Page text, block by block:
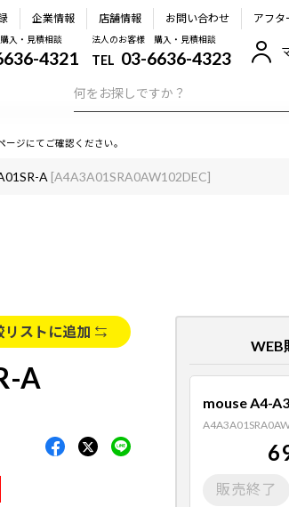
企業情報 店舗情報 お問い合わせ アフタ
入・見積相談
4321
法人のお客様 購入・見積相談
TEL 03-6636-4323
ジにてご確認ください。
A [A4A3A01SRA0AW102DEC]
リストに追加
A
WEB
mouse A4-
販売終了